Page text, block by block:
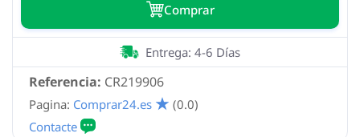
Сomprar
Referencia: CR219906
Entrega: 4-6 Días
Pagina: Comprar24.es (0.0)